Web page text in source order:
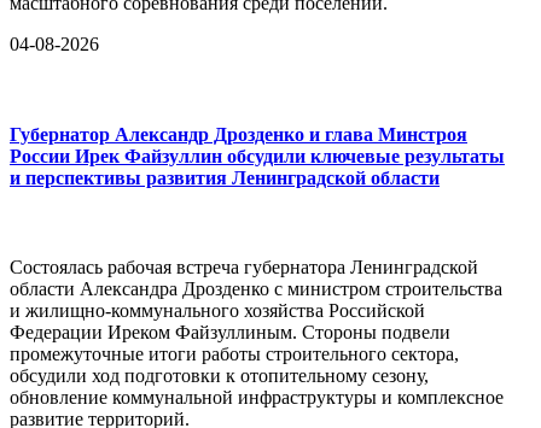
04-08-2026
Губернатор Александр Дрозденко и глава Минстроя
России Ирек Файзуллин обсудили ключевые результаты
и перспективы развития Ленинградской области
Состоялась рабочая встреча губернатора Ленинградской
области Александра Дрозденко с министром строительства
и жилищно-коммунального хозяйства Российской
Федерации Иреком Файзуллиным. Стороны подвели
промежуточные итоги работы строительного сектора,
обсудили ход подготовки к отопительному сезону,
обновление коммунальной инфраструктуры и комплексное
развитие территорий.